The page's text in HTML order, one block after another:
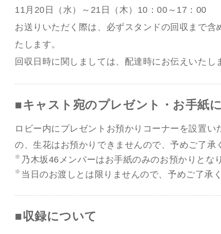
11月20日（水）～21日（木）10：00～17：00
お送りいただく際は、必ずスタンドの回収まで
たします。
回収日時に関しましては、配達時にお伝えいたし
■キャスト宛のプレゼント・お手紙
ロビー内にプレゼントお預かりコーナーを設置
の、生花はお預かりできませんので、予めご了承
乃木坂46メンバーはお手紙のみのお預かりとな
当日のお渡しとは限りませんので、予めご了承
■収録について